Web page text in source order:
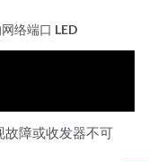
络端口 LED
故障或收发器不可